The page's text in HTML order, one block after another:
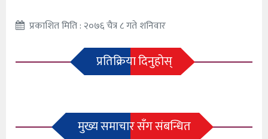
प्रकाशित मिति : २०७६ चैत्र ८ गते शनिवार
प्रतिक्रिया दिनुहोस्
मुख्य समाचार सँग संबन्धित